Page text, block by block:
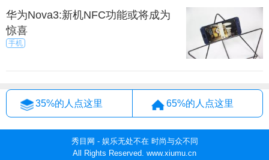
华为Nova3:新机NFC功能或将成为
惊喜
手机
35%的人点这里 65%的人点这里
秀目网 - 娱乐无处不在 时尚与众不同
All Rights Reserved. www.xiumu.cn